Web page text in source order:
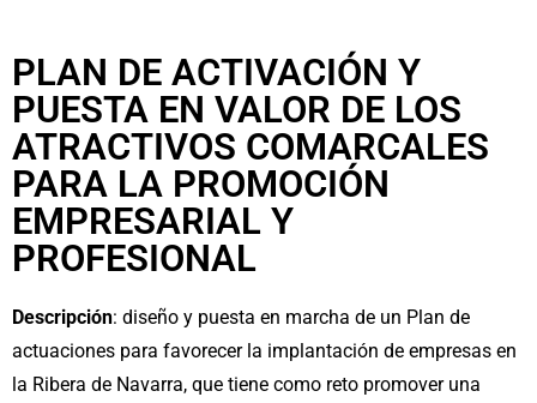
PLAN DE ACTIVACIÓN Y
PUESTA EN VALOR DE LOS
ATRACTIVOS COMARCALES
PARA LA PROMOCIÓN
EMPRESARIAL Y
PROFESIONAL
Descripción: diseño y puesta en marcha de un Plan de
actuaciones para favorecer la implantación de empresas en
la Ribera de Navarra, que tiene como reto promover una